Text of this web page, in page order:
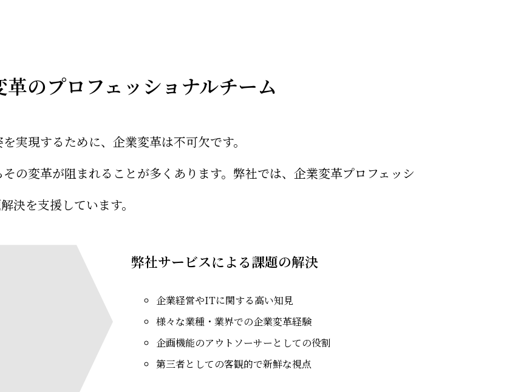
革のプロフェッショナルチーム
実現するために、企業変革は不可欠です。
の変革が阻まれることが多くあります。弊社では、企業変革プロフェッシ
決を支援しています。
弊社サービスによる課題の解決
企業経営やITに関する高い知見
様々な業種・業界での企業変革経験
企画機能のアウトソーサーとしての役割
第三者としての客観的で新鮮な視点